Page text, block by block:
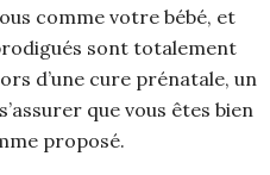
comme votre bébé, et
sont totalement
d’une cure prénatale, un
que vous êtes bien
proposé.